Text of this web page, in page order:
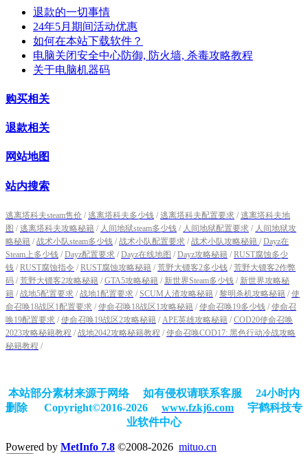
退款的一切事情
24年5月期间活动优惠
如何在本站下载软件？
电脑关闭安全中心防御, 防火墙, 杀毒攻略教程
关于电脑机器码
购买相关
退款相关
网站地图
站内搜索
逃离塔科夫steam售价 / 逃离塔科夫多少钱 / 逃离塔科夫配置要求 / 逃离塔科夫地
图 / 逃离塔科夫攻略秘籍 / 人间地狱steam多少钱 / 人间地狱配置要求 / 人间地狱攻
略秘籍 / 战术小队steam多少钱 / 战术小队配置要求 / 战术小队攻略秘籍 / Dayz在
Steam上多少钱 / Dayz配置要求 / Dayz在线地图 / Dayz攻略秘籍 / RUST腐蚀多少
钱 / RUST腐蚀指令 / RUST腐蚀攻略秘籍 / 荒野大镖客2多少钱 / 荒野大镖客2作弊
码 / 荒野大镖客2攻略秘籍 / GTA5攻略秘籍 / 新世界Steam多少钱 / 新世界攻略秘
籍 / 战地5配置要求 / 战地1配置要求 / SCUM人渣攻略秘籍 / 黎明杀机攻略秘籍 / 使
命召唤18战区1配置要求 / 使命召唤18战区1攻略秘籍 / 使命召唤19多少钱 / 使命召
唤19配置要求 / 使命召唤19战区2攻略秘籍 / APE英雄攻略秘籍 / COD20使命召唤
2023攻略秘籍教程 / 战地2042攻略秘籍教程 / 使命召唤COD17: 黑色行动冷战攻略
秘籍教程 /
本站部分素材来源于网络 如有侵权请联系客服 24小时内
删除
Copyright©2016-2026 www.fzkj6.com 宇鹤科技专
业软件中心
Powered by MetInfo 7.8 ©2008-2026 mituo.cn